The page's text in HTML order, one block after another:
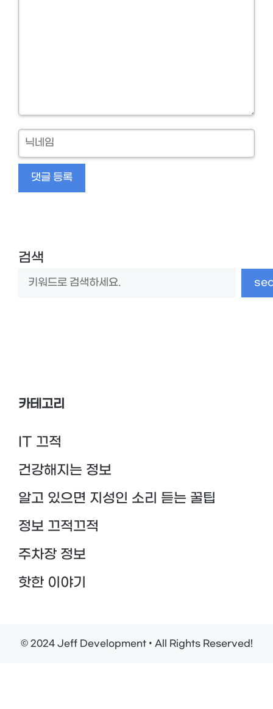
닉
네
검색
카테고리
IT 끄적
건강해지는 정보
알고 있으면 지성인 소리 듣는 꿀팁
정보 끄적끄적
주차장 정보
핫한 이야기
© 2024 Jeff Development • All Rights Reserved!